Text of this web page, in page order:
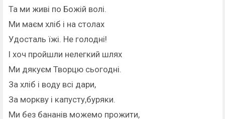
Та ми живі по Божій волі.
Ми маєм хліб і на столах
Удосталь їжі. Не голодні!
І хоч пройшли нелегкий шлях
Ми дякуєм Творцю сьогодні.
За хліб і воду всі дари,
За моркву і капусту,буряки.
Ми без бананів можемо прожити,